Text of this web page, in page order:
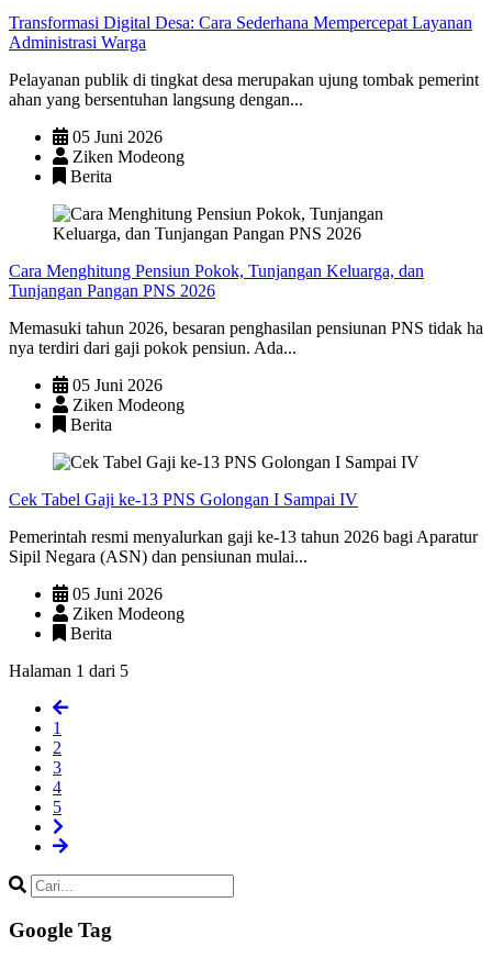
Transformasi Digital Desa: Cara Sederhana Mempercepat Layanan
Administrasi Warga
Pelayanan publik di tingkat desa merupakan ujung tombak pemerint
ahan yang bersentuhan langsung dengan...
05 Juni 2026
Ziken Modeong
Berita
Cara Menghitung Pensiun Pokok, Tunjangan Keluarga, dan
Tunjangan Pangan PNS 2026
Memasuki tahun 2026, besaran penghasilan pensiunan PNS tidak ha
nya terdiri dari gaji pokok pensiun. Ada...
05 Juni 2026
Ziken Modeong
Berita
Cek Tabel Gaji ke-13 PNS Golongan I Sampai IV
Pemerintah resmi menyalurkan gaji ke-13 tahun 2026 bagi Aparatur
Sipil Negara (ASN) dan pensiunan mulai...
05 Juni 2026
Ziken Modeong
Berita
Halaman 1 dari 5
1
2
3
4
5
Google Tag